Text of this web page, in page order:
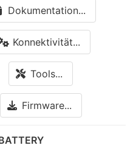
Dokumentation...
Konnektivität...
Tools...
Firmware...